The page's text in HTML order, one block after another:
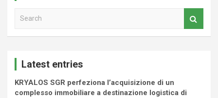
Latest entries
KRYALOS SGR perfeziona l’acquisizione di un
complesso immobiliare a destinazione logistica di